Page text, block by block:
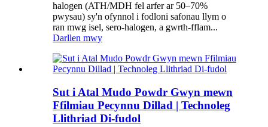
halogen (ATH/MDH fel arfer ar 50–70%
pwysau) sy'n ofynnol i fodloni safonau llym o
ran mwg isel, sero-halogen, a gwrth-fflam...
Darllen mwy
Sut i Atal Mudo Powdr Gwyn mewn
Ffilmiau Pecynnu Dillad | Technoleg
Llithriad Di-fudol